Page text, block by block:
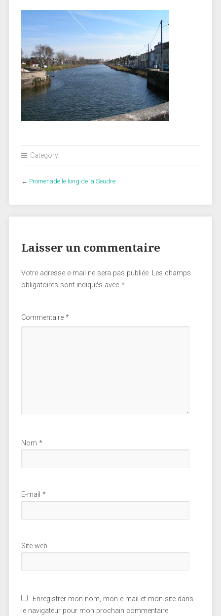
Category:
← Promenade le long de la Seudre
Laisser un commentaire
Votre adresse e-mail ne sera pas publiée. Les champs
obligatoires sont indiqués avec *
Commentaire *
Nom *
E-mail *
Site web
Enregistrer mon nom, mon e-mail et mon site dans
le navigateur pour mon prochain commentaire.